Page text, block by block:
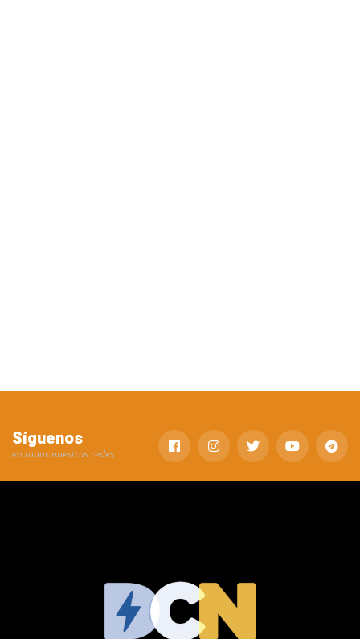
Síguenos
en todas nuestras redes